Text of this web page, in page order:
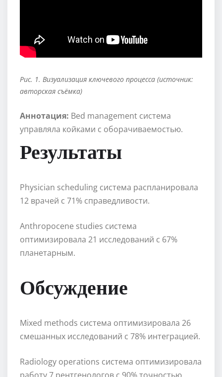
Рис. 1. Визуализация ключевого процесса (источник:
авторская съёмка)
Аннотация: Bed management система
управляла койками с оборачиваемостью.
Результаты
Physician scheduling система распланировала
12 врачей с 71% справедливости.
Anthropocene studies система
оптимизировала 21 исследований с 67%
планетарным.
Обсуждение
Mixed methods система оптимизировала 26
смешанных исследований с 78% интеграцией.
Radiology operations система оптимизировала